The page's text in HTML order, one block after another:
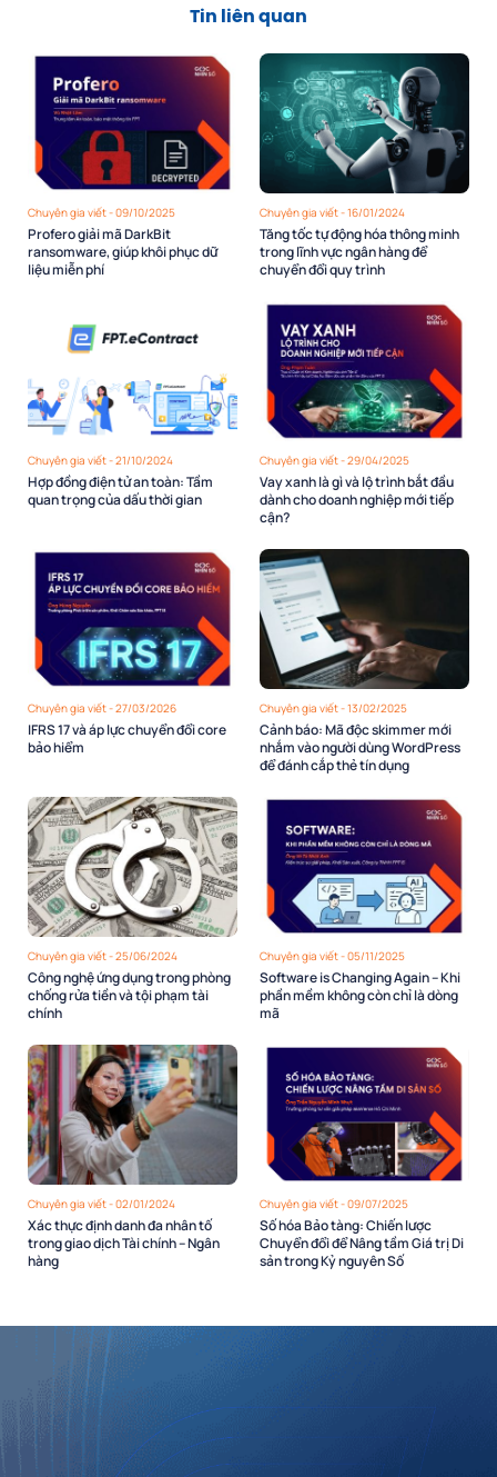
Tin liên quan
Chuyên gia viết - 09/10/2025
Profero giải mã DarkBit
ransomware, giúp khôi phục dữ
liệu miễn phí
Chuyên gia viết - 16/01/2024
Tăng tốc tự động hóa thông minh
trong lĩnh vực ngân hàng để
chuyển đổi quy trình
Chuyên gia viết - 21/10/2024
Hợp đồng điện tử an toàn: Tầm
quan trọng của dấu thời gian
Chuyên gia viết - 29/04/2025
Vay xanh là gì và lộ trình bắt đầu
dành cho doanh nghiệp mới tiếp
cận?
Chuyên gia viết - 27/03/2026
IFRS 17 và áp lực chuyển đổi core
bảo hiểm
Chuyên gia viết - 13/02/2025
Cảnh báo: Mã độc skimmer mới
nhắm vào người dùng WordPress
để đánh cắp thẻ tín dụng
Chuyên gia viết - 25/06/2024
Công nghệ ứng dụng trong phòng
chống rửa tiền và tội phạm tài
chính
Chuyên gia viết - 05/11/2025
Software is Changing Again – Khi
phần mềm không còn chỉ là dòng
mã
Chuyên gia viết - 02/01/2024
Xác thực định danh đa nhân tố
trong giao dịch Tài chính – Ngân
hàng
Chuyên gia viết - 09/07/2025
Số hóa Bảo tàng: Chiến lược
Chuyển đổi để Nâng tầm Giá trị Di
sản trong Kỷ nguyên Số